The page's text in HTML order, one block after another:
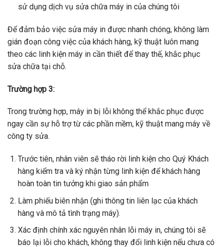
sử dụng dịch vụ sửa chữa máy in của chúng tôi
Để đảm bảo việc sửa máy in được nhanh chóng, không làm
gián đoạn công việc của khách hàng, kỹ thuật luôn mang
theo các linh kiện máy in cần thiết để thay thế, khắc phục
sửa chữa tại chỗ.
Trường hợp 3:
Trong trường hợp, máy in bị lỗi không thể khắc phục được
ngay cần sự hỗ trợ từ các phần mềm, kỹ thuật mang máy về
công ty sửa.
Trước tiên, nhân viên sẽ tháo rời linh kiện cho Quý Khách
hàng kiểm tra và ký nhận từng linh kiện để khách hàng
hoàn toàn tin tưởng khi giao sản phẩm
Làm phiếu biên nhận (ghi thông tin liên lạc của khách
hàng và mô tả tình trạng máy).
Xác định chính xác nguyên nhân lỗi máy in, chúng tôi sẽ
báo lại lỗi cho khách, không thay đổi linh kiện nếu chưa có